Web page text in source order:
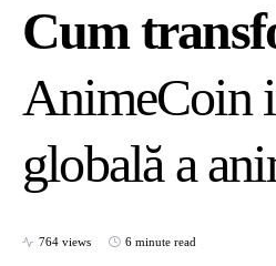
Cum
AnimeCoin
globală a
764 views 6 minute read